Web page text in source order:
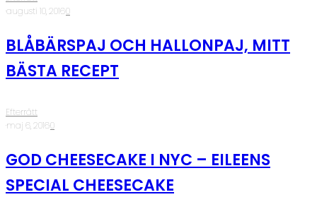
·augusti 10, 2016·0
BLÅBÄRSPAJ OCH HALLONPAJ, MITT
BÄSTA RECEPT
Efterrätt
·maj 6, 2016·0
GOD CHEESECAKE I NYC – EILEENS
SPECIAL CHEESECAKE